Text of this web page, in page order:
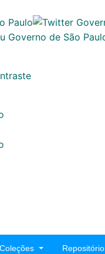
Coleções Repositório